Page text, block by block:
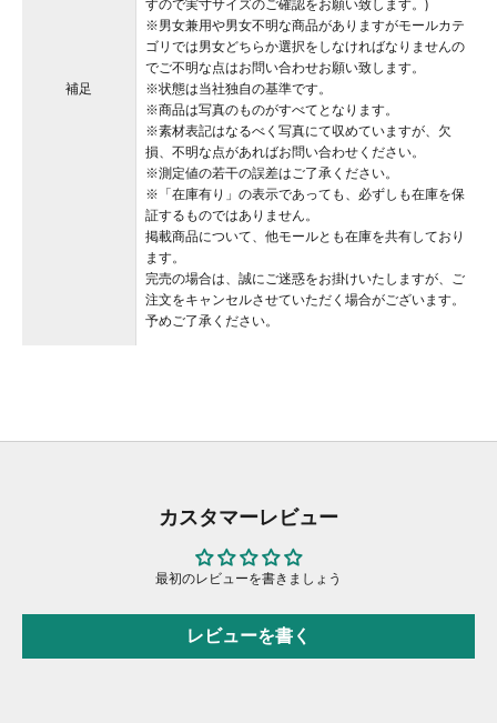
補足
すので実寸サイズのご確認をお願い致します。)
※男女兼用や男女不明な商品がありますがモールカテ
ゴリでは男女どちらか選択をしなければなりませんの
でご不明な点はお問い合わせお願い致します。
※状態は当社独自の基準です。
※商品は写真のものがすべてとなります。
※素材表記はなるべく写真にて収めていますが、欠
損、不明な点があればお問い合わせください。
※測定値の若干の誤差はご了承ください。
※「在庫有り」の表示であっても、必ずしも在庫を保
証するものではありません。
掲載商品について、他モールとも在庫を共有しており
ます。
完売の場合は、誠にご迷惑をお掛けいたしますが、ご
注文をキャンセルさせていただく場合がございます。
予めご了承ください。
カスタマーレビュー
最初のレビューを書きましょう
レビューを書く